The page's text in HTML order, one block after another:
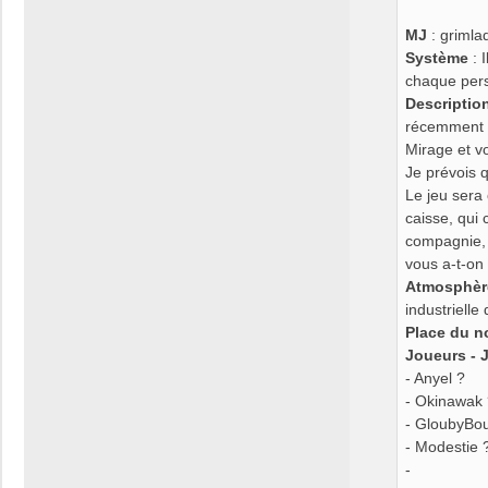
MJ :
Système :
chaque
récemment
Mirage et
Je prévois
Le jeu sera
caisse, qui
vous a-t-on
industrielle
Place du
Joueurs -
- Anyel ?
- Okinawak
-
- Modestie
-